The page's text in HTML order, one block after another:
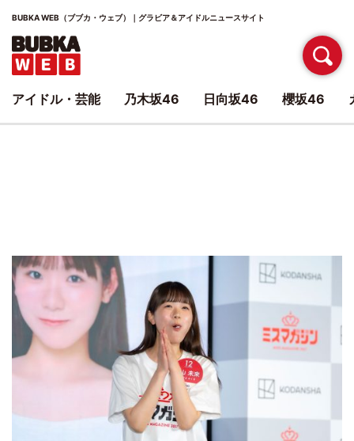
BUBKA WEB（ブブカ・ウェブ）｜グラビア＆アイドルニュースサイト
アイドル・芸能 乃木坂46 日向坂46 櫻坂46